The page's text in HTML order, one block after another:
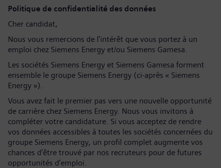
Politique de confidentialité des données
Cher candidat,
Nous vous remercions de l’intérêt que vous portez à un
emploi chez Siemens Energy et/ou Siemens Gamesa.
Les sociétés Siemens Energy et Siemens Gamesa forment
ensemble le groupe Siemens Energy (ci-après « Siemens
Energy »).
Vous avez fait le premier pas vers une nouvelle opportunité
de carrière chez Siemens Energy. Nous vous invitons à
compléter votre candidature. Si vous acceptez de rendre
vos données accessibles à toutes les sociétés concernées du
groupe Siemens Energy, un profil complet augmente vos
chances d’être trouvé par nos recruteurs pour de futures
opportunités d’emploi.